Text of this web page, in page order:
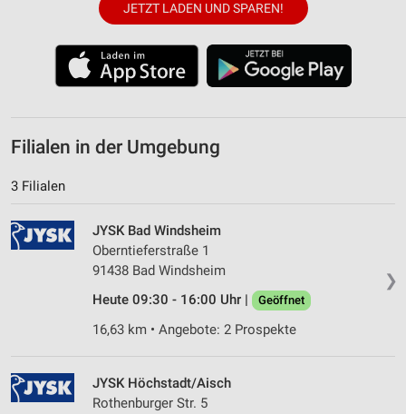
JETZT LADEN UND SPAREN!
Filialen in der Umgebung
3 Filialen
❯
JYSK Bad Windsheim
Oberntieferstraße 1
91438 Bad Windsheim
Heute 09:30 - 16:00 Uhr |
Geöffnet
16,63 km • Angebote: 2 Prospekte
JYSK Höchstadt/Aisch
Rothenburger Str. 5